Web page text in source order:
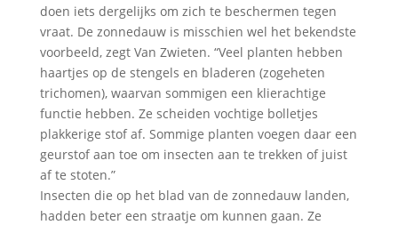
doen iets dergelijks om zich te beschermen tegen
vraat. De zonnedauw is misschien wel het bekendste
voorbeeld, zegt Van Zwieten. “Veel planten hebben
haartjes op de stengels en bladeren (zogeheten
trichomen), waarvan sommigen een klierachtige
functie hebben. Ze scheiden vochtige bolletjes
plakkerige stof af. Sommige planten voegen daar een
geurstof aan toe om insecten aan te trekken of juist
af te stoten.”
Insecten die op het blad van de zonnedauw landen,
hadden beter een straatje om kunnen gaan. Ze